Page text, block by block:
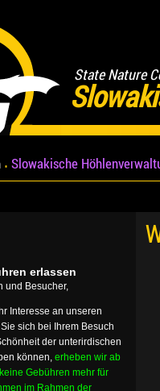
State Nature
Slowakische
erlassen
und Besucher,
Interesse an unseren
sich bei Ihrem Besuch
der unterirdischen
können, erheben wir ab
Gebühren mehr für
im Rahmen der